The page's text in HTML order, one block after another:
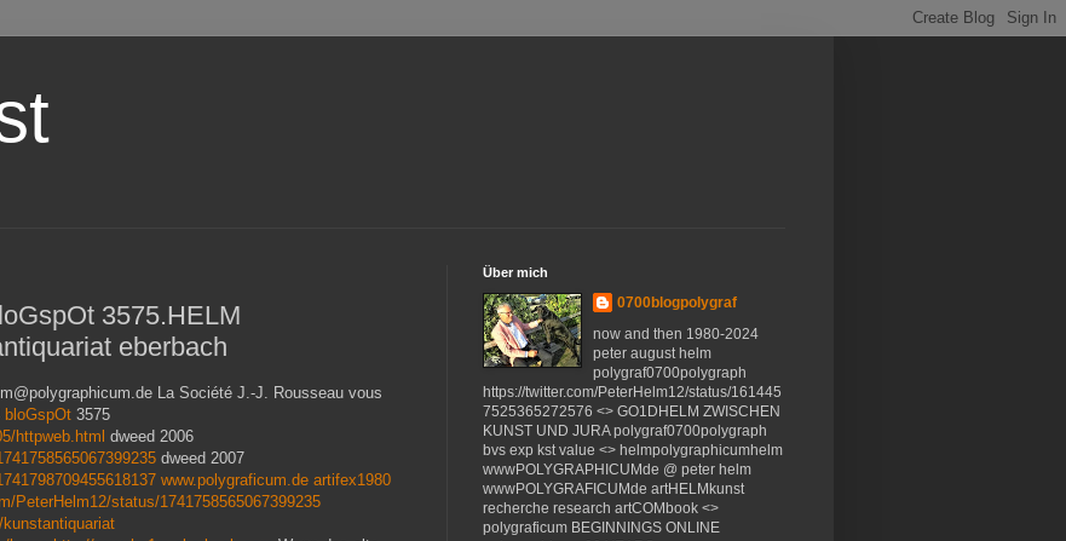
3575.HELM
eberbach
La Société J.-J. Rousseau vous
bloGspOt 3575
httpweb.html dweed 2006
dweed 2007
www.polygraficum.de artifex1980
PeterHelm12/status/1741758565067399235
Über mich
0700blogpolygraf
now and then 1980-2024
peter august helm
polygraf0700polygraph
https://twitter.com/PeterHelm12/status/161445
7525365272576 <> GO1DHELM ZWISCHEN
KUNST UND JURA polygraf0700polygraph
bvs exp kst value <> helmpolygraphicumhelm
wwwPOLYGRAPHICUMde @ peter helm
wwwPOLYGRAFICUMde artHELMkunst
recherche research artCOMbook <>
polygraficum BEGINNINGS ONLINE